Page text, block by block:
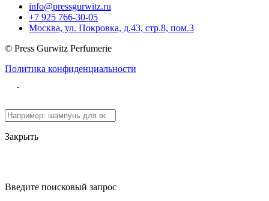
info@pressgurwitz.ru
+7 925 766-30-05
Москва, ул. Покровка, д.43, стр.8, пом.3
© Press Gurwitz Perfumerie
Политика конфиденциальности
Закрыть
Введите поисковый запрос